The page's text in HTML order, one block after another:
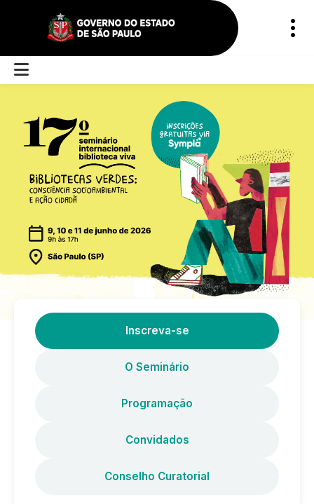
Inscreva-se
O Seminário
Programação
Convidados
Conselho Curatorial